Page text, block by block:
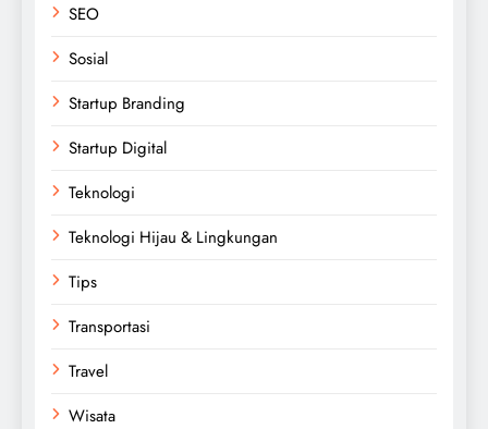
SEO
Sosial
Startup Branding
Startup Digital
Teknologi
Teknologi Hijau & Lingkungan
Tips
Transportasi
Travel
Wisata